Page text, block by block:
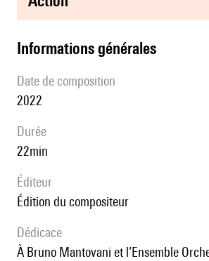
informations générales
date de composition
2022
durée
22min
éditeur
édition du compositeur
Dédicace
à Bruno Mantovani et l’Ensemble Orchestral